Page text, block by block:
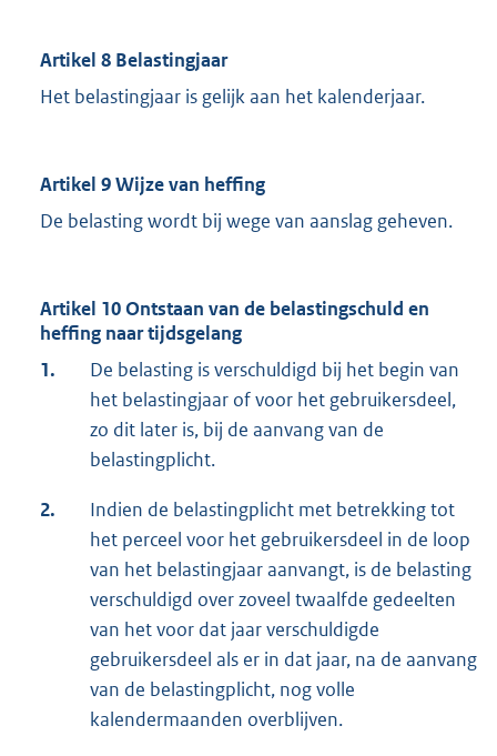
Artikel 8 Belastingjaar
Het belastingjaar is gelijk aan het kalenderjaar.
Artikel 9 Wijze van heffing
De belasting wordt bij wege van aanslag geheven.
Artikel 10 Ontstaan van de belastingschuld en
heffing naar tijdsgelang
1.
De belasting is verschuldigd bij het begin van
het belastingjaar of voor het gebruikersdeel,
zo dit later is, bij de aanvang van de
belastingplicht.
2.
Indien de belastingplicht met betrekking tot
het perceel voor het gebruikersdeel in de loop
van het belastingjaar aanvangt, is de belasting
verschuldigd over zoveel twaalfde gedeelten
van het voor dat jaar verschuldigde
gebruikersdeel als er in dat jaar, na de aanvang
van de belastingplicht, nog volle
kalendermaanden overblijven.